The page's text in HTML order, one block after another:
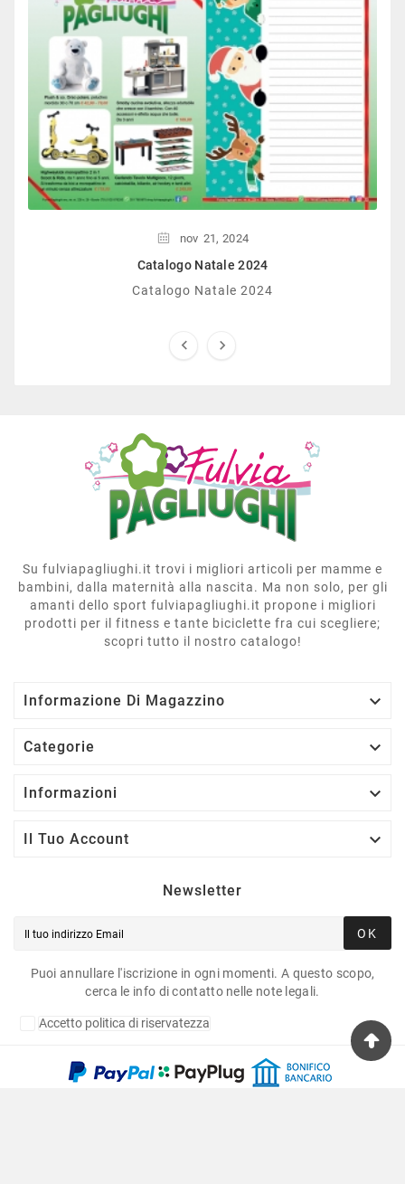
nov 21, 2024
Catalogo Natale 2024
Catalogo Natale 2024
 
Su fulviapagliughi.it trovi i migliori articoli per mamme e
bambini, dalla maternità alla nascita. Ma non solo, per gli
amanti dello sport fulviapagliughi.it propone i migliori
prodotti per il fitness e tante biciclette fra cui scegliere;
scopri tutto il nostro catalogo!
Informazione Di Magazzino 
Categorie 
Informazioni 
Il Tuo Account 
Newsletter
OK
Puoi annullare l'iscrizione in ogni momenti. A questo scopo,
cerca le info di contatto nelle note legali.
Accetto politica di riservatezza